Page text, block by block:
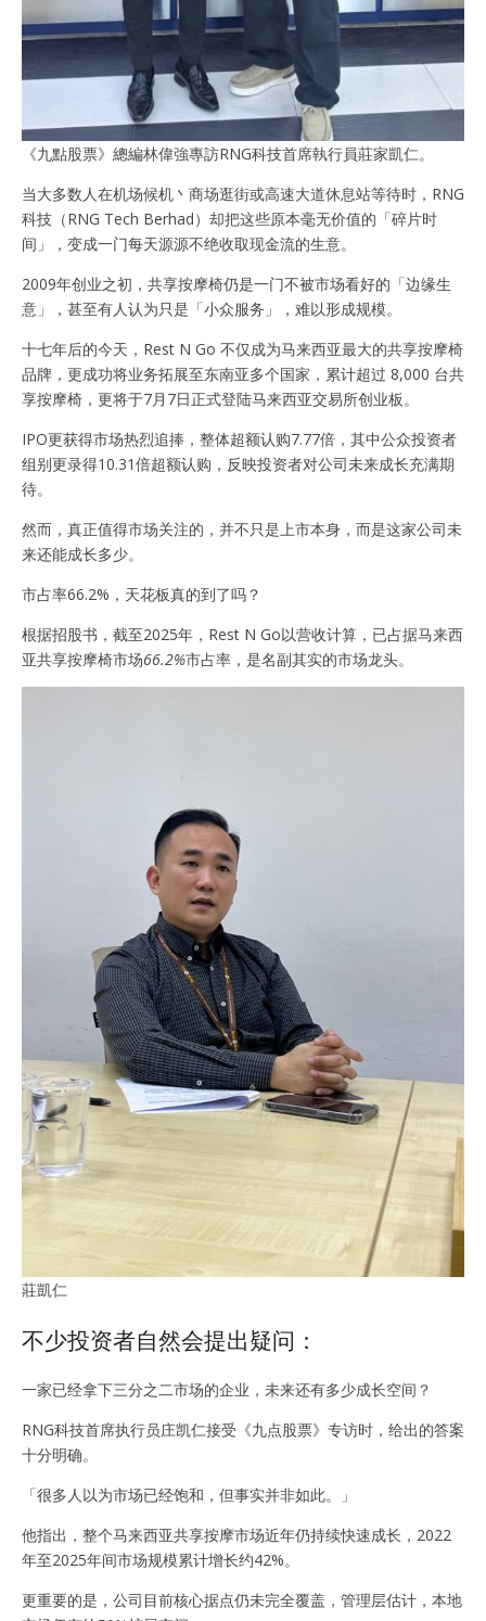
《九點股票》總編林偉強專訪RNG科技首席執行員莊家凱仁。
当大多数人在机场候机丶商场逛街或高速大道休息站等待时，RNG
科技（RNG Tech Berhad）却把这些原本毫无价值的「碎片时
间」，变成一门每天源源不绝收取现金流的生意。
2009年创业之初，共享按摩椅仍是一门不被市场看好的「边缘生
意」，甚至有人认为只是「小众服务」，难以形成规模。
十七年后的今天，Rest N Go 不仅成为马来西亚最大的共享按摩椅
品牌，更成功将业务拓展至东南亚多个国家，累计超过 8,000 台共
享按摩椅，更将于7月7日正式登陆马来西亚交易所创业板。
IPO更获得市场热烈追捧，整体超额认购7.77倍，其中公众投资者
组别更录得10.31倍超额认购，反映投资者对公司未来成长充满期
待。
然而，真正值得市场关注的，并不只是上市本身，而是这家公司未
来还能成长多少。
市占率66.2%，天花板真的到了吗？
根据招股书，截至2025年，Rest N Go以营收计算，已占据马来西
亚共享按摩椅市场66.2%市占率，是名副其实的市场龙头。
莊凱仁
不少投资者自然会提出疑问：
一家已经拿下三分之二市场的企业，未来还有多少成长空间？
RNG科技首席执行员庄凯仁接受《九点股票》专访时，给出的答案
十分明确。
「很多人以为市场已经饱和，但事实并非如此。」
他指出，整个马来西亚共享按摩市场近年仍持续快速成长，2022
年至2025年间市场规模累计增长约42%。
更重要的是，公司目前核心据点仍未完全覆盖，管理层估计，本地